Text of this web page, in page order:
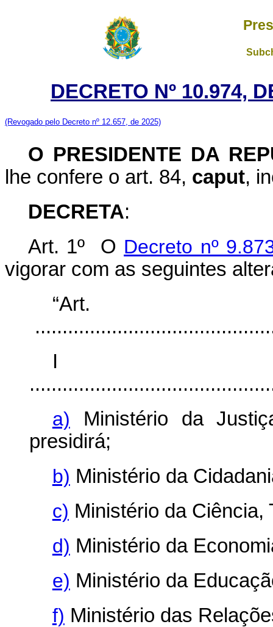
DECRETO Nº 10.974,
(Revogado pelo Decreto nº 12.657, de 2025)
O PRESIDENTE DA
lhe confere o art. 84, caput,
DECRETA:
Art. 1º O Decreto nº
vigorar com as seguintes
I
a) Ministério da
presidirá;
b) Ministério da
c) Ministério da Ciência,
d) Ministério da
e) Ministério da
f) Ministério das